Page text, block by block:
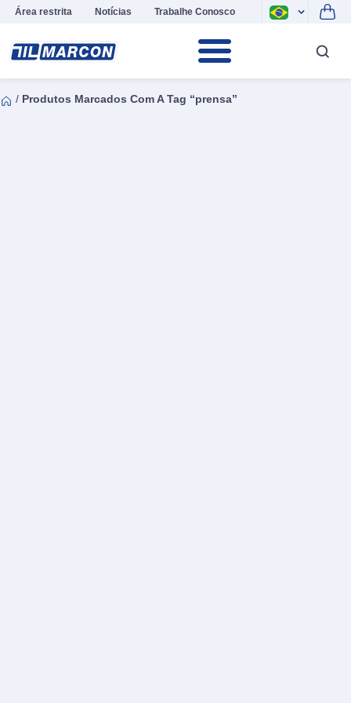
Área restrita Notícias Trabalhe Conosco
/ Produtos Marcados Com A Tag “prensa”